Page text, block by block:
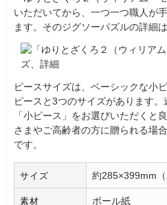
いただいてから、一つ一つ職人が
ます。そのジグソーパズルの詳細
ピースサイズは、ベーシックな小
ピースと3つのサイズがあります
「小ピース」をお選びいただくと
さまやご高齢者の方に贈られる場
です。
サイズ 約285×399mm（
素材 ボール紙